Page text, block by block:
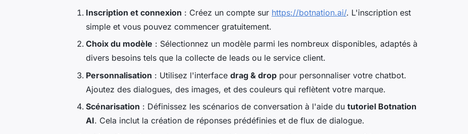
Inscription et connexion : Créez un compte sur https://botnation.ai/. L'inscription est
simple et vous pouvez commencer gratuitement.
Choix du modèle : Sélectionnez un modèle parmi les nombreux disponibles, adaptés à
divers besoins tels que la collecte de leads ou le service client.
Personnalisation : Utilisez l'interface drag & drop pour personnaliser votre chatbot.
Ajoutez des dialogues, des images, et des couleurs qui reflètent votre marque.
Scénarisation : Définissez les scénarios de conversation à l'aide du tutoriel Botnation
AI. Cela inclut la création de réponses prédéfinies et de flux de dialogue.